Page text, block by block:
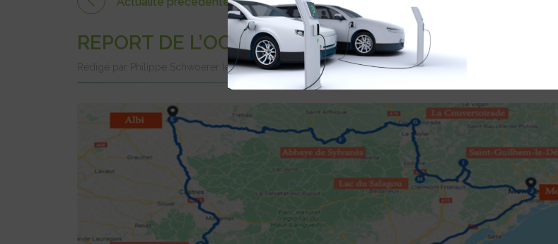
REPORT DE L’OCCITANIA E-TOUR 2020
Rédigé par Philippe Schwoerer le 30 Sep 2020 à 00:00 0 commentaires